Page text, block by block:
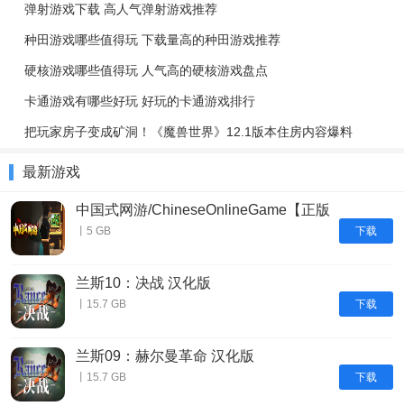
弹射游戏下载 高人气弹射游戏推荐
种田游戏哪些值得玩 下载量高的种田游戏推荐
硬核游戏哪些值得玩 人气高的硬核游戏盘点
卡通游戏有哪些好玩 好玩的卡通游戏排行
把玩家房子变成矿洞！《魔兽世界》12.1版本住房内容爆料
最新游戏
下载
中国式网游/ChineseOnlineGame【正版
账号】
丨5 GB
下载
兰斯10：决战 汉化版
丨15.7 GB
下载
兰斯09：赫尔曼革命 汉化版
丨15.7 GB